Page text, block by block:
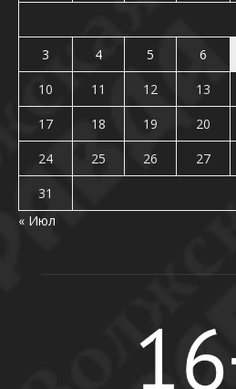
3
4 5 6
10
11 12 13
17
18 19 20
24
25 26 27
31
« Июл